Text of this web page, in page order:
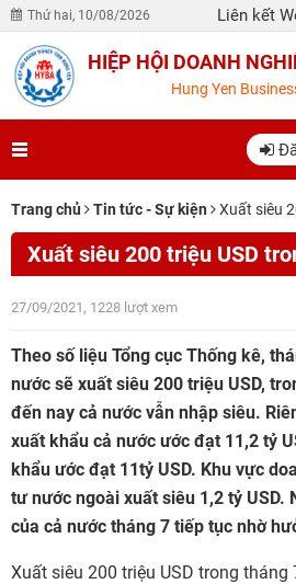
Thứ hai, 10/08/2026 Liên kết
HIỆP HỘI DOANH
Hung Yen
Trang chủ Tin tức - Sự kiện Xuất siêu
Xuất siêu 200 triệu USD
27/09/2021, 1228 lượt xem
Theo số liệu Tổng cục Thống kê,
nước sẽ xuất siêu 200 triệu USD,
đến nay cả nước vẫn nhập siêu.
xuất khẩu cả nước ước đạt 11,2 tỷ
khẩu ước đạt 11tỷ USD. Khu vực
tư nước ngoài xuất siêu 1,2 tỷ USD.
của cả nước tháng 7 tiếp tục nhờ
Xuất siêu 200 triệu USD trong tháng